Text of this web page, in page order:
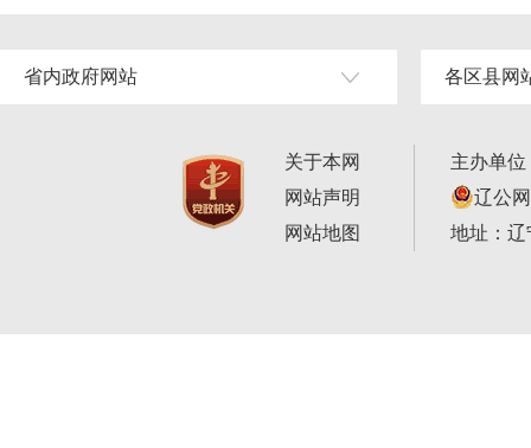
省内政府网站 各区县网
关于本网
网站声明
网站地图
主办单
辽公
地址：辽